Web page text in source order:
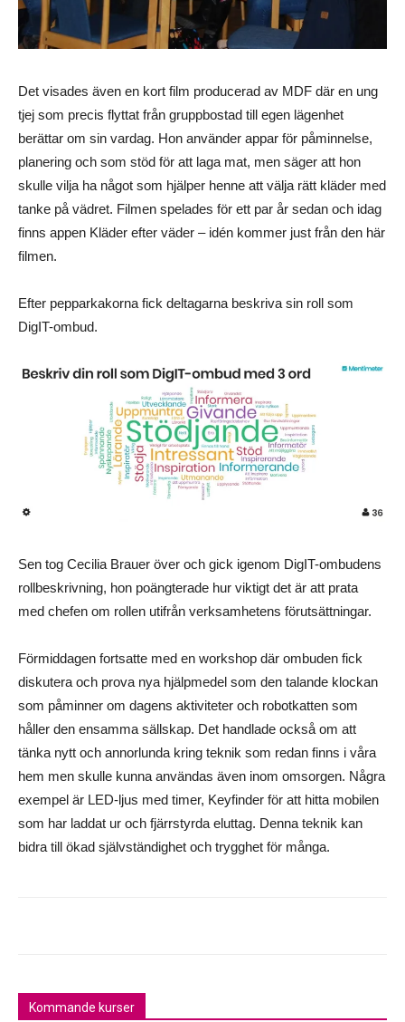
Det visades även en kort film producerad av MDF där en ung
tjej som precis flyttat från gruppbostad till egen lägenhet
berättar om sin vardag. Hon använder appar för påminnelse,
planering och som stöd för att laga mat, men säger att hon
skulle vilja ha något som hjälper henne att välja rätt kläder med
tanke på vädret. Filmen spelades för ett par år sedan och idag
finns appen Kläder efter väder – idén kommer just från den här
filmen.
Efter pepparkakorna fick deltagarna beskriva sin roll som
DigIT-ombud.
Sen tog Cecilia Brauer över och gick igenom DigIT-ombudens
rollbeskrivning, hon poängterade hur viktigt det är att prata
med chefen om rollen utifrån verksamhetens förutsättningar.
Förmiddagen fortsatte med en workshop där ombuden fick
diskutera och prova nya hjälpmedel som den talande klockan
som påminner om dagens aktiviteter och robotkatten som
håller den ensamma sällskap. Det handlade också om att
tänka nytt och annorlunda kring teknik som redan finns i våra
hem men skulle kunna användas även inom omsorgen. Några
exempel är LED-ljus med timer, Keyfinder för att hitta mobilen
som har laddat ur och fjärrstyrda eluttag. Denna teknik kan
bidra till ökad självständighet och trygghet för många.
Kommande kurser